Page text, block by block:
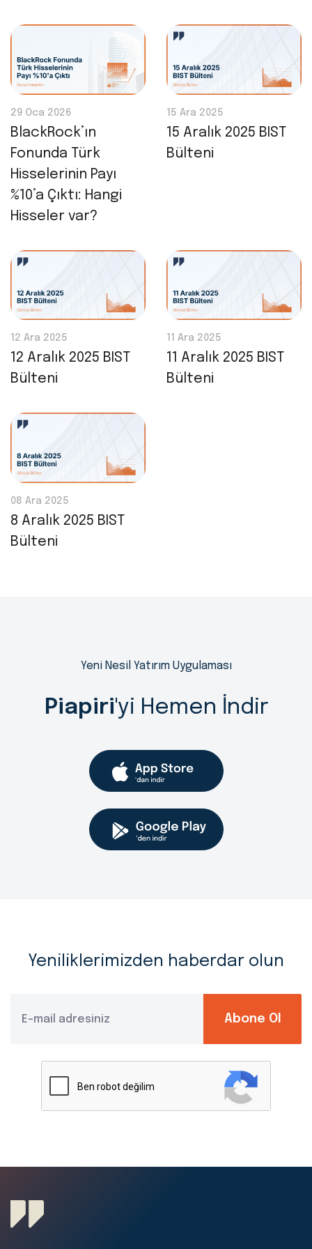
29 Oca 2026
BlackRock’ın
Fonunda Türk
Hisselerinin Payı
%10’a Çıktı: Hangi
Hisseler var?
15 Ara 2025
15 Aralık 2025 BIST
Bülteni
12 Ara 2025
12 Aralık 2025 BIST
Bülteni
11 Ara 2025
11 Aralık 2025 BIST
Bülteni
08 Ara 2025
8 Aralık 2025 BIST
Bülteni
Yeni Nesil Yatırım Uygulaması
Piapiri'yi Hemen İndir
Yeniliklerimizden haberdar olun
Abone Ol